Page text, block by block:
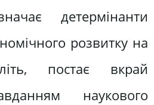
детермінанти
розвитку на
постає вкрай
наукового